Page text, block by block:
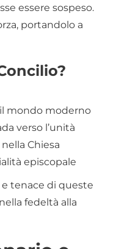
essere sospeso.
portandolo a
il mondo moderno
verso l’unità
Chiesa
episcopale
e tenace di queste
fedeltà alla